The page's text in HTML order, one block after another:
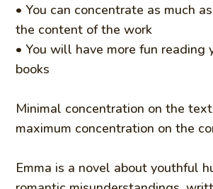
• You can concentrate as much
the content of the work
• You will have more fun reading
books
Minimal concentration on the
maximum concentration on the
Emma is a novel about youthful